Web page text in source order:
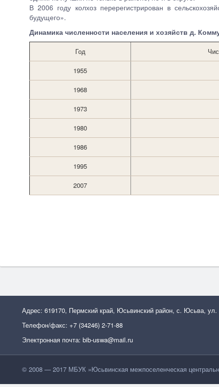
В 2006 году колхоз перерегистрирован в
будущего».
Динамика численности населения и хозяйств д.
Год
1955
1968
1973
1980
1986
1995
2007
Адрес: 619170, Пермский край, Юсьвинский район, с. Юсьва, ул.
Телефон/факс: +7 (34246) 2-71-88
Электронная почта: bib-uswa@mail.ru
© 2008 — 2017 МБУК »Юсьвинская межпоселенческая